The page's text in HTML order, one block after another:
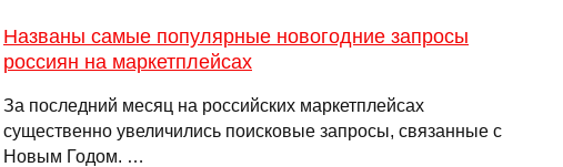
Названы самые популярные новогодние запросы
россиян на маркетплейсах
За последний месяц на российских маркетплейсах
существенно увеличились поисковые запросы, связанные с
Новым Годом. …